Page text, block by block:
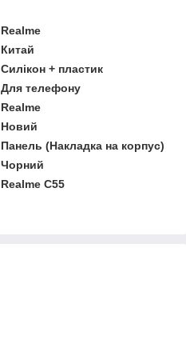
Realme
Китай
Силікон + пластик
Для телефону
Realme
Новий
Панель (Накладка на корпус)
Чорний
Realme C55